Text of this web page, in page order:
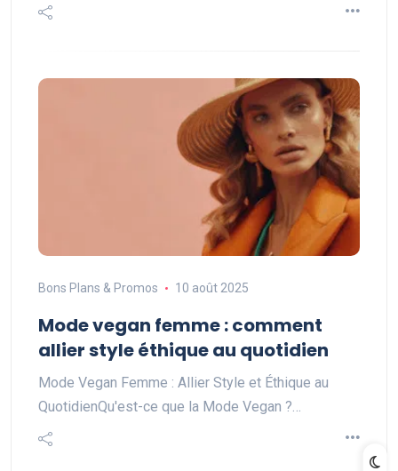
Bons Plans & Promos 10 août 2025
Mode vegan femme : comment
allier style éthique au quotidien
Mode Vegan Femme : Allier Style et Éthique au
QuotidienQu'est-ce que la Mode Vegan ?…